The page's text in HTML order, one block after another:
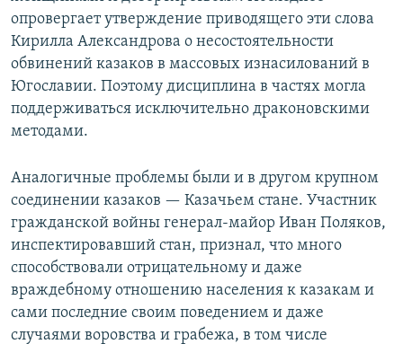
опровергает утверждение приводящего эти слова
Кирилла Александрова о несостоятельности
обвинений казаков в массовых изнасилований в
Югославии. Поэтому дисциплина в частях могла
поддерживаться исключительно драконовскими
методами.
Аналогичные проблемы были и в другом крупном
соединении казаков — Казачьем стане. Участник
гражданской войны генерал-майор Иван Поляков,
инспектировавший стан, признал, что много
способствовали отрицательному и даже
враждебному отношению населения к казакам и
сами последние своим поведением и даже
случаями воровства и грабежа, в том числе